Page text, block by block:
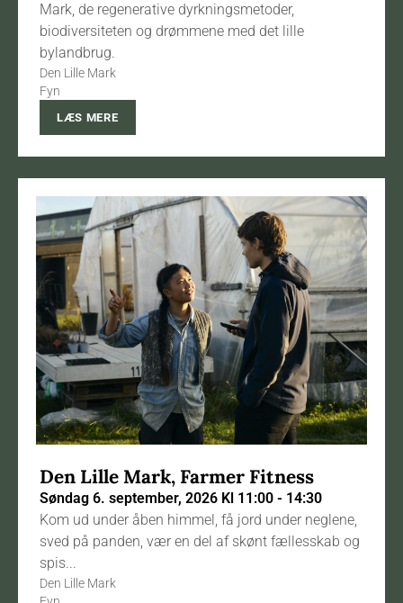
Mark, de regenerative dyrkningsmetoder,
biodiversiteten og drømmene med det lille
bylandbrug.
Den Lille Mark
Fyn
LÆS MERE
Den Lille Mark, Farmer Fitness
Søndag 6. september, 2026 Kl 11:00 - 14:30
Kom ud under åben himmel, få jord under neglene,
sved på panden, vær en del af skønt fællesskab og
spis...
Den Lille Mark